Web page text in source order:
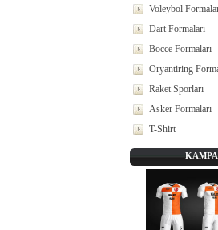
Voleybol
Dart Formaları
Bocce Formaları
Oryantiring
Raket Sporları
Asker Formaları
T-Shirt